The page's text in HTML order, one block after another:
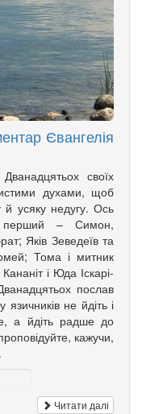
Євангелія
своїх
духами, щоб
й усяку недугу. Ось
перший – Симон,
Яків Зе­­ведеїв та
Тома і мит­ник
і Юда Іска­рі­
послав
язич­ників не йдіть і
а йдіть радше до
кажучи,
Читати далі